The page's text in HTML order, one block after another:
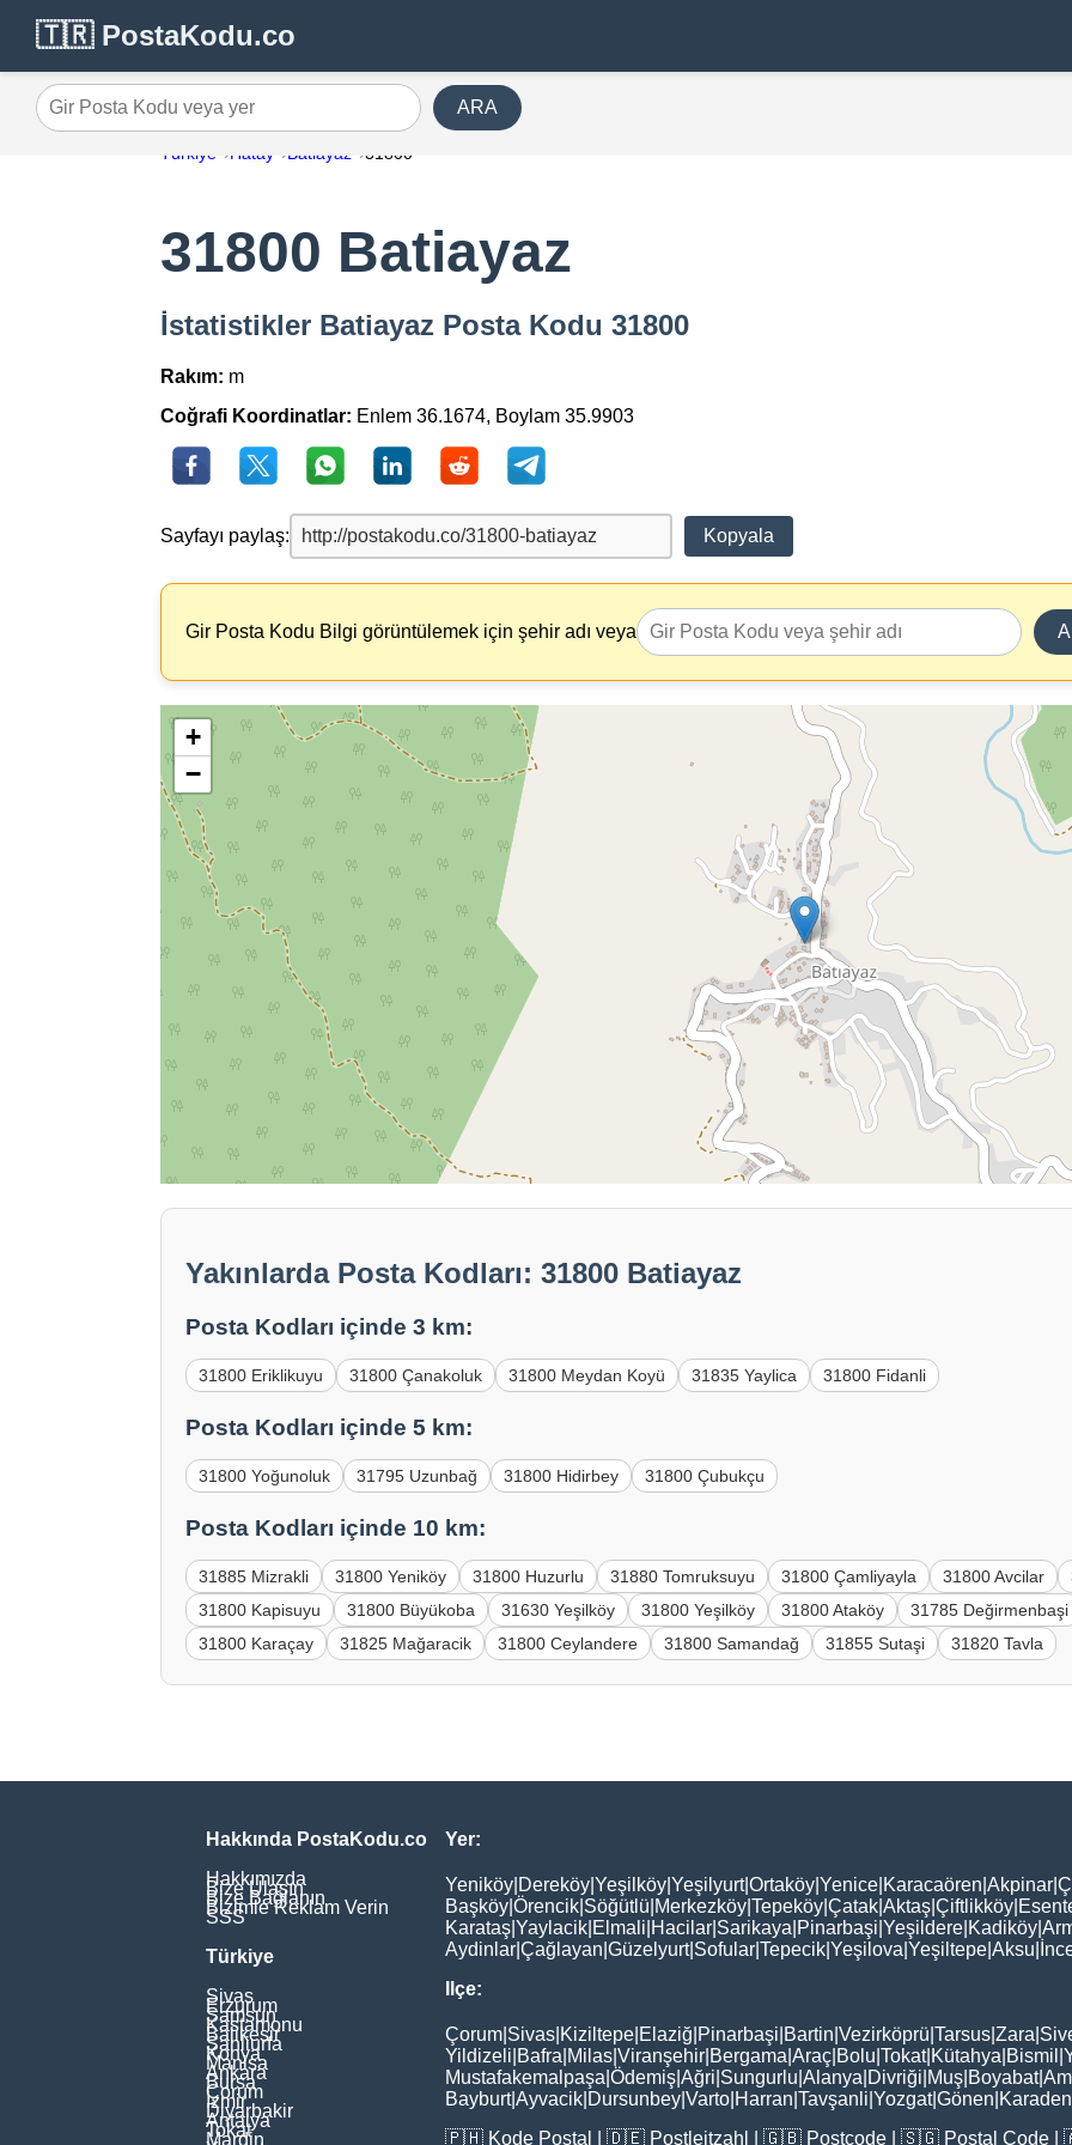
🇹🇷 PostaKodu.co
Gir Posta Kodu veya yer ARA
Türkiye Hatay Batiayaz 31800
31800 Batiayaz
İstatistikler Batiayaz Posta Kodu 31800
Rakım: m
Coğrafi Koordinatlar: Enlem 36.1674, Boylam 35.9903
Sayfayı paylaş: Kopyala
Gir Posta Kodu Bilgi görüntülemek için şehir adı veya
+
−
Yakınlarda Posta Kodları: 31800 Batiayaz
Posta Kodları içinde 3 km:
31800 Eriklikuyu 31800 Çanakoluk 31800 Meydan Koyü 31835 Yaylica 31800 Fidanli
Posta Kodları içinde 5 km:
31800 Yoğunoluk 31795 Uzunbağ 31800 Hidirbey 31800 Çubukçu
Posta Kodları içinde 10 km:
31885 Mizrakli 31800 Yeniköy 31800 Huzurlu 31880 Tomruksuyu 31800 Çamliyayla 31800 Avcilar
31800 Kapisuyu
31800 Büyükoba 31630 Yeşilköy 31800 Yeşilköy 31800 Ataköy
31785 Değirmenbaşi
31800 Karaçay
31825 Mağaracik 31800 Ceylandere 31800 Samandağ 31855 Sutaşi 31820 Tavla
Hakkında PostaKodu.co
Hakkımızda
Bize Ulaşın
Bize Bağlanın
Bizimle Reklam Verin
SSS
Türkiye
Sivas
Erzurum
Samsun
Kastamonu
Balikesir
Şanliurfa
Konya
Manisa
Ankara
Bursa
Çorum
İzmir
Diyarbakir
Antalya
Tokat
Mardin
Yer:
Yeniköy Dereköy Yeşilköy Yeşilyurt|Ortaköy Yenice Karacaören Akpinar
Başköy Örencik Söğütlü Merkezköy Tepeköy Çatak Aktaş Çiftlikköy
Karataş Yaylacik Elmali Hacilar Sarikaya Pinarbaşi Yeşildere Kadiköy
Aydinlar Çağlayan Güzelyurt| Sofular Tepecik Yeşilova Yeşiltepe Aksu
Ilçe:
Çorum Sivas Kiziltepe Elaziğ Pinarbaşi Bartin Vezirköprü Tarsus Zara
Yildizeli Bafra Milas Viranşehir Bergama Araç Bolu Tokat| Kütahya Bismil
Mustafakemalpaşa Ödemiş Ağri Sungurlu Alanya Divriği Muş Boyabat|
Bayburt|Ayvacik Dursunbey Varto Harran Tavşanli Yozgat|Gönen
🇵🇭 Kode Postal | 🇩🇪 Postleitzahl | 🇬🇧 Postcode | 🇸🇬 Postal Code |